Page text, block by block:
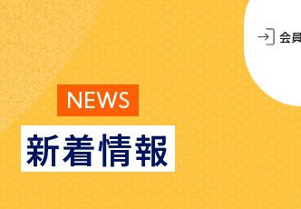
NEWS
新着情報
会